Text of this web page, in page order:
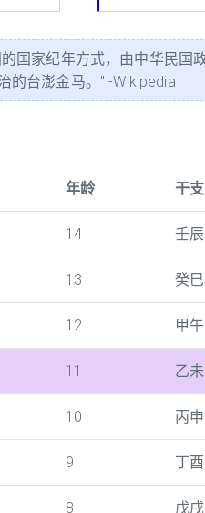
国家纪年方式，由中华民
的台澎金马。" -Wikipedia
年龄 干支
14 壬辰
13 癸巳
12 甲午
11 乙未
10 丙申
9 丁酉
8 戊戌